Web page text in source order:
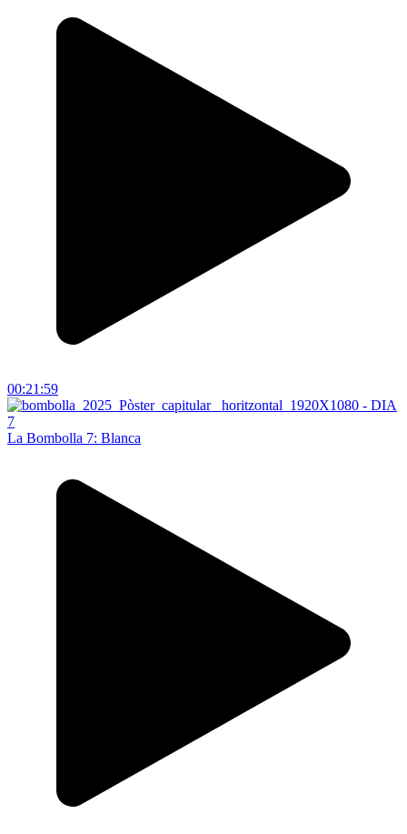
00:21:59
La Bombolla 7: Blanca